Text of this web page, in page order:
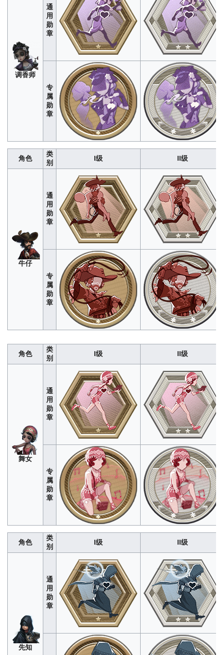
280140042008400
296148044408880
280140042008400
邮
差
140042008400
2961480 44408880
调香师
通
用
勋
章
专
属
勋
章
角色
类
别
I级 II级
牛仔
通
用
勋
章
专
属
勋
章
角色
类
别
I级 II级
舞女
通
用
勋
章
专
属
勋
章
角色
类
别
I级 II级
先知
通
用
勋
章